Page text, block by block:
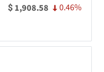
$ 1,908.58 0.46%